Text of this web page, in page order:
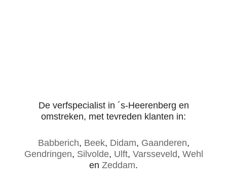
De verfspecialist in ´s-Heerenberg en
omstreken, met tevreden klanten in:
Babberich, Beek, Didam, Gaanderen,
Gendringen, Silvolde, Ulft, Varsseveld, Wehl
en Zeddam.